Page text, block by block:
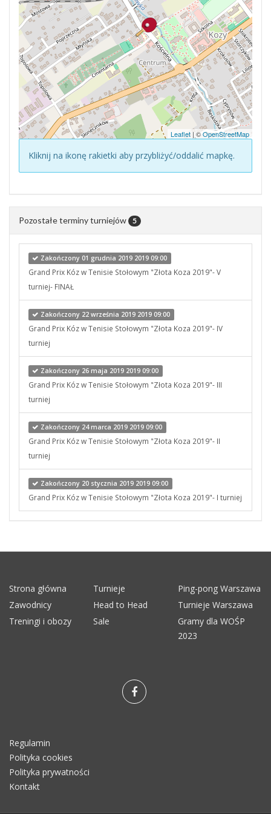
Leaflet | ©OpenStreetMap
Kliknij na ikonę rakietki aby przybliżyć/oddalić mapkę.
Pozostałe terminy turniejów 5
Zakończony 01 grudnia 2019 2019 09:00
Grand Prix Kóz w Tenisie Stołowym "Złota Koza 2019"- V
turniej- FINAŁ
Zakończony 22 września 2019 2019 09:00
Grand Prix Kóz w Tenisie Stołowym "Złota Koza 2019"- IV
turniej
Zakończony 26 maja 2019 2019 09:00
Grand Prix Kóz w Tenisie Stołowym "Złota Koza 2019"- III
turniej
Zakończony 24 marca 2019 2019 09:00
Grand Prix Kóz w Tenisie Stołowym "Złota Koza 2019"- II
turniej
Zakończony 20 stycznia 2019 2019 09:00
Grand Prix Kóz w Tenisie Stołowym "Złota Koza 2019"- I turniej
Strona główna Turnieje
Ping-pong Warszawa
Zawodnicy
Head to Head
Turnieje Warszawa
Treningi i obozy
Sale
Gramy dla WOŚP
2023
Regulamin
Polityka cookies
Polityka prywatności
Kontakt